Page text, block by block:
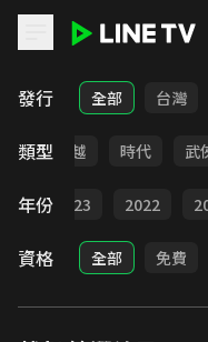
LINE TV - 戲劇
發行 全部 台灣
類型
俠 穿越 時代 武
年份 2023 2022
資格 全部 免費